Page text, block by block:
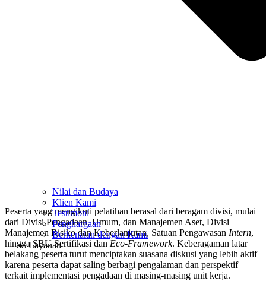
Nilai dan Budaya
Klien Kami
Testimoni
Penghargaan
Berkenalan dengan Kami
Layanan
Peserta yang mengikuti pelatihan berasal dari beragam divisi, mulai
dari Divisi Pengadaan, Umum, dan Manajemen Aset, Divisi
Manajemen Risiko dan Keberlanjutan, Satuan Pengawasan Intern,
hingga SBU Sertifikasi dan Eco-Framework. Keberagaman latar
belakang peserta turut menciptakan suasana diskusi yang lebih aktif
karena peserta dapat saling berbagi pengalaman dan perspektif
terkait implementasi pengadaan di masing-masing unit kerja.